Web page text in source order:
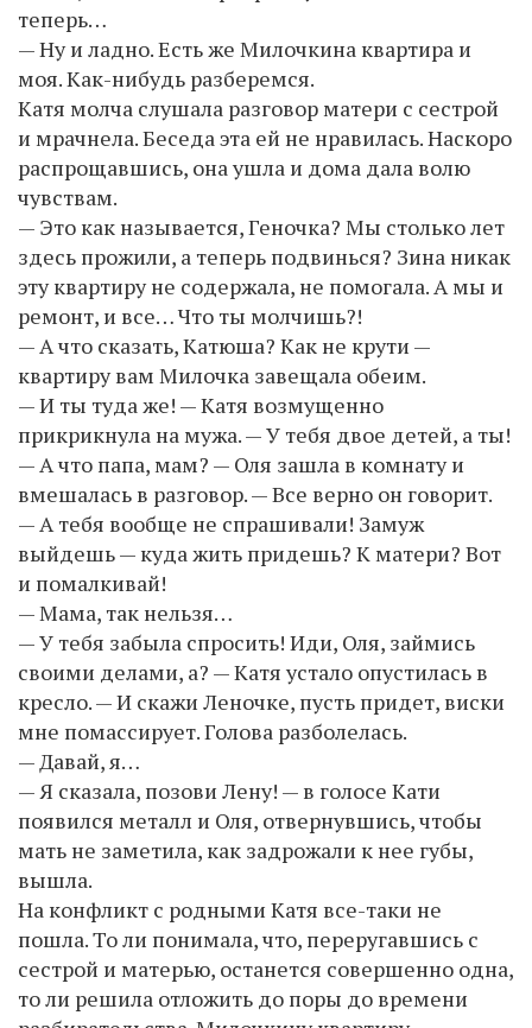
теперь…
— Ну и ладно. Есть же Милочкина квартира и
моя. Как-нибудь разберемся.
Катя молча слушала разговор матери с сестрой
и мрачнела. Беседа эта ей не нравилась. Наскоро
распрощавшись, она ушла и дома дала волю
чувствам.
— Это как называется, Геночка? Мы столько лет
здесь прожили, а теперь подвинься? Зина никак
эту квартиру не содержала, не помогала. А мы и
ремонт, и все… Что ты молчишь?!
— А что сказать, Катюша? Как не крути —
квартиру вам Милочка завещала обеим.
— И ты туда же! — Катя возмущенно
прикрикнула на мужа. — У тебя двое детей, а ты!
— А что папа, мам? — Оля зашла в комнату и
вмешалась в разговор. — Все верно он говорит.
— А тебя вообще не спрашивали! Замуж
выйдешь — куда жить придешь? К матери? Вот
и помалкивай!
— Мама, так нельзя…
— У тебя забыла спросить! Иди, Оля, займись
своими делами, а? — Катя устало опустилась в
кресло. — И скажи Леночке, пусть придет, виски
мне помассирует. Голова разболелась.
— Давай, я…
— Я сказала, позови Лену! — в голосе Кати
появился металл и Оля, отвернувшись, чтобы
мать не заметила, как задрожали к нее губы,
вышла.
На конфликт с родными Катя все-таки не
пошла. То ли понимала, что, переругавшись с
сестрой и матерью, останется совершенно одна,
то ли решила отложить до поры до времени